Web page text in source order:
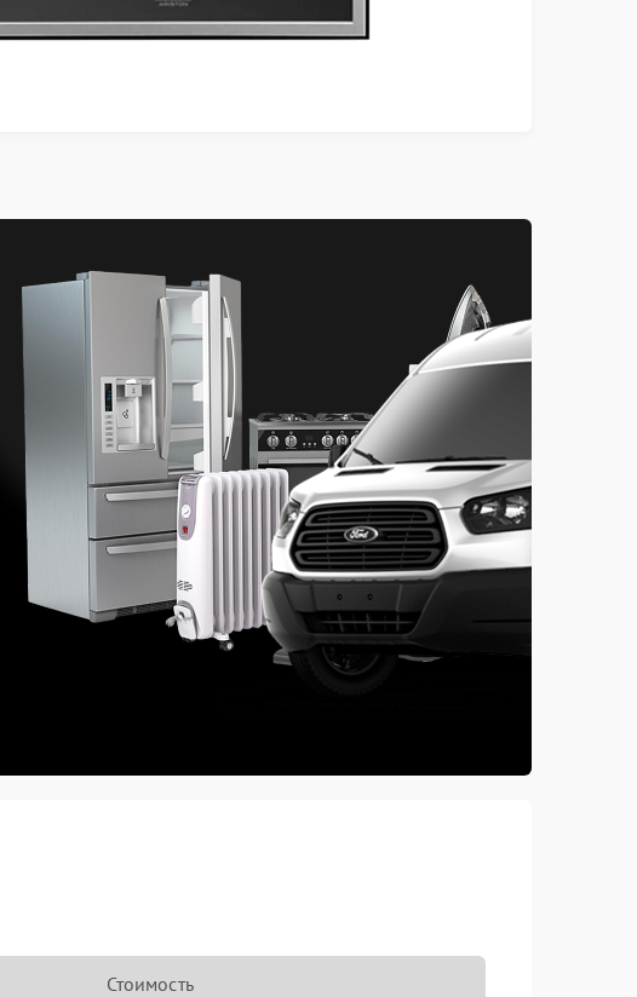
Стоимость